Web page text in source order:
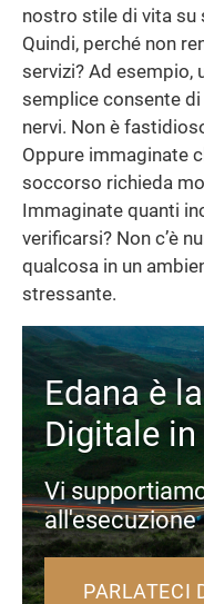
nostro stile di vita su
Quindi, perché non
servizi? Ad esempio,
semplice consente di
nervi. Non è
Oppure immaginate
soccorso richieda
Immaginate quanti
verificarsi? Non c’è
qualcosa in un
stressante.
Edana è
Digitale in
Vi
all'esecuzione
PARLATECI